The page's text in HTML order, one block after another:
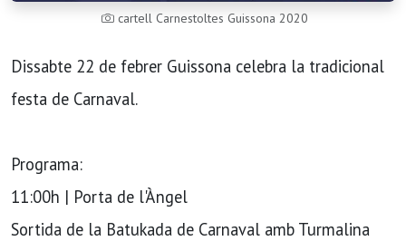
cartell Carnestoltes Guissona 2020
Dissabte 22 de febrer Guissona celebra la tradicional
festa de Carnaval.
Programa:
11:00h | Porta de l'Àngel
Sortida de la Batukada de Carnaval amb Turmalina